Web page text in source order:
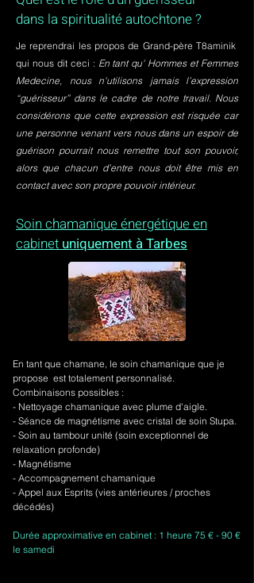
dans la spiritualité autochtone ?
Je reprendrai les propos de Grand-père T8aminik
qui nous dit ceci : En tant qu' Hommes et Femmes
Medecine, nous n'utilisons jamais l’expression
“guérisseur” dans le cadre de notre travail. Nous
considérons que cette expression est risquée car
une personne venant vers nous dans un espoir de
guérison pourrait nous remettre tout son pouvoir,
alors que chacun d’entre nous doit être mis en
contact avec son propre pouvoir intérieur.
Soin chamanique énergétique en
cabinet uniquement à Tarbes
En tant que chamane, le soin chamanique que je
propose est totalement personnalisé.
Combinaisons possibles :
- Nettoyage chamanique avec plume d'aigle.
- Séance de magnétisme avec cristal de soin Stupa.
- Soin au tambour unité (soin exceptionnel de
relaxation profonde)
- Magnétisme
- Accompagnement chamanique
- Appel aux Esprits (vies antérieures / proches
décédés)
Durée approximative en cabinet : 1 heure 75 € - 90 €
le samedi